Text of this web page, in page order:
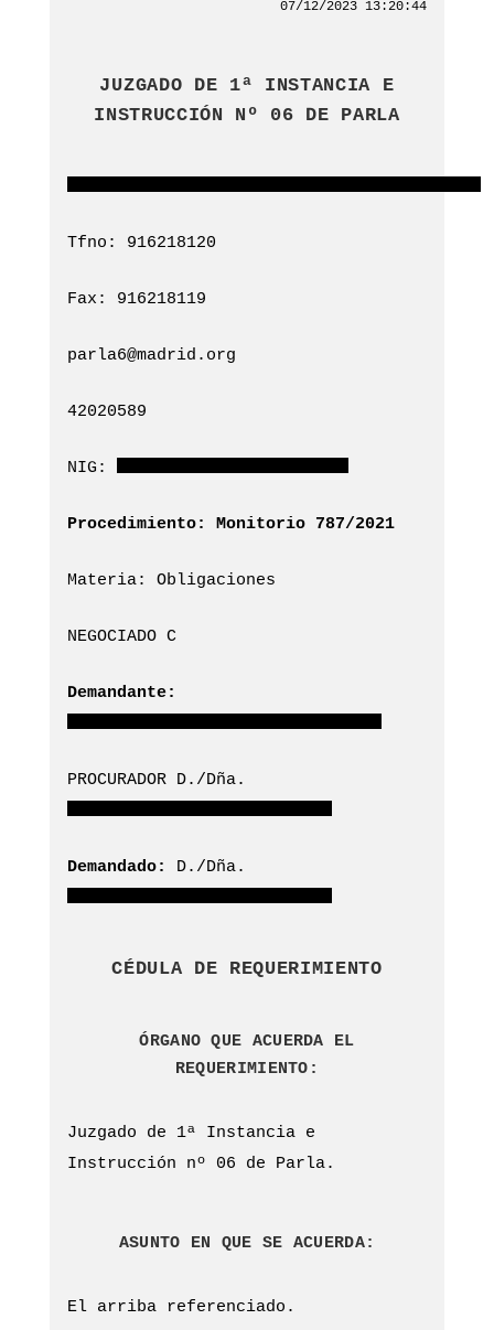
07/12/2023 13:20:44
JUZGADO DE 1ª INSTANCIA E
INSTRUCCIÓN Nº 06 DE PARLA
Tfno: 916218120
Fax: 916218119
parla6@madrid.org
42020589
NIG:
Procedimiento: Monitorio 787/2021
Materia: Obligaciones
NEGOCIADO C
Demandante:
PROCURADOR D./Dña.
Demandado: D./Dña.
CÉDULA DE REQUERIMIENTO
ÓRGANO QUE ACUERDA EL
REQUERIMIENTO:
Juzgado de 1ª Instancia e
Instrucción nº 06 de Parla.
ASUNTO EN QUE SE ACUERDA:
El arriba referenciado.